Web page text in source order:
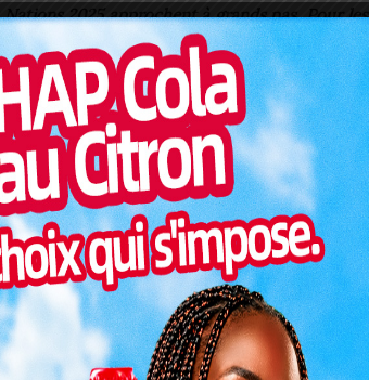
2025 approchent à grands pas. Pour les
le Libéria et la Guinée Equatoriale. Pour ce
rencontres cruciales.
Eperviers
de la CAN 2025,
leur hospitalité à
se déroulera le 6
Kégué à Lomé.